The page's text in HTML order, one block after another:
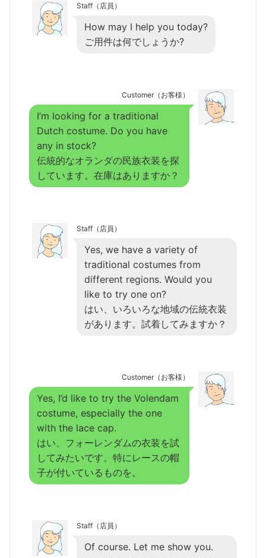
Staff（店員）
How may I help you today?
ご用件は何でしょうか?
Customer（お客様）
I’m looking for a traditional
Dutch costume. Do you have
any in stock?
伝統的なオランダの民族衣装を探
しています。在庫はありますか？
Staff（店員）
Yes, we have a variety of
traditional costumes from
different regions. Would you
like to try one on?
はい、いろいろな地域の伝統衣装
があります。試着してみますか？
Customer（お客様）
Yes, I’d like to try the Volendam
costume, especially the one
with the lace cap.
はい、フォーレンダムの衣装を試
してみたいです。特にレースの帽
子が付いているものを。
Staff（店員）
Of course. Let me show you.